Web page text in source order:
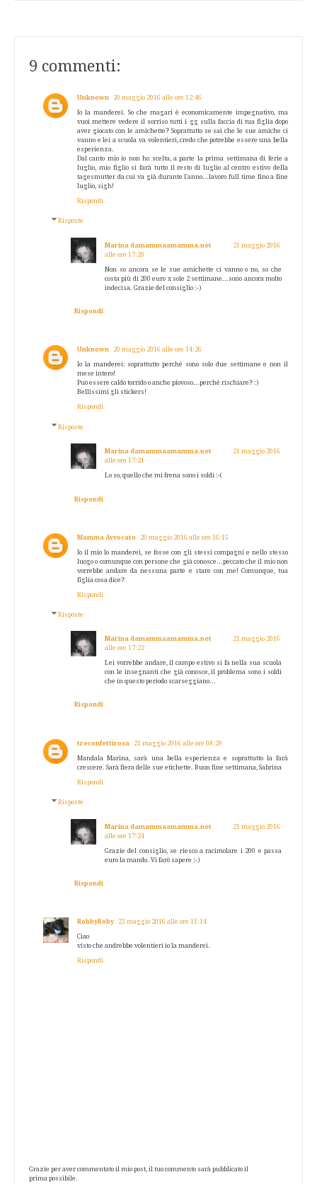
9 commenti:
Unknown 20 maggio 2016 alle ore 12:46
Io la manderei. So che magari è economicamente impegnativo, ma
vuoi mettere vedere il sorriso tutti i gg sulla faccia di tua figlia dopo
aver giocato con le amichette? Soprattutto se sai che le sue amiche ci
vanno e lei a scuola va volentieri, credo che potrebbe essere una bella
esperienza.
Dal canto mio io non ho scelta, a parte la prima settimana di ferie a
luglio, mio figlio si farà tutto il resto di luglio al centro estivo della
tagesmutter da cui va già durante l'anno...lavoro full time fino a fine
luglio, sigh!
Rispondi
Risposte
Marina damammaamamma.net
21 maggio 2016
alle ore 17:20
Non so ancora se le sue amichette ci vanno o no, so che
costa più di 200 euro x sole 2 settimane...sono ancora molto
indecisa. Grazie del consiglio :-)
Rispondi
Unknown 20 maggio 2016 alle ore 14:26
Io la manderei: soprattutto perché sono solo due settimane e non il
mese intero!
Può essere caldo torrido o anche piovoso...perché rischiare? :)
Bellissimi gli stickers!
Rispondi
Risposte
Marina damammaamamma.net
21 maggio 2016
alle ore 17:21
Lo so, quello che mi frena sono i soldi :-(
Rispondi
Mamma Avvocato 20 maggio 2016 alle ore 16:15
Io il mio lo manderei, se fosse con gli stessi compagni e nello stesso
luogo o comunque con persone che già conosce...peccato che il mio non
vorrebbe andare da nessuna parte e stare con me! Comunque, tua
figlia cosa dice?
Rispondi
Risposte
Marina damammaamamma.net
21 maggio 2016
alle ore 17:22
Lei vorrebbe andare, il campo estivo si fa nella sua scuola
con le insegnanti che già conosce, il problema sono i soldi
che in questo periodo scarseggiano...
Rispondi
treconfettirosa 21 maggio 2016 alle ore 08:29
Mandala Marina, sarà una bella esperienza e soprattutto la farà
crescere. Sarà fiera delle sue etichette. Buon fine settimana, Sabrina
Rispondi
Risposte
Marina damammaamamma.net
21 maggio 2016
alle ore 17:24
Grazie del consiglio, se riesco a racimolare i 200 e passa
euro la mando. Vi farò sapere :-)
Rispondi
RobbyRoby 23 maggio 2016 alle ore 11:14
Ciao
visto che andrebbe volentieri io la manderei.
Rispondi
Grazie per aver commentato il mio post, il tuo commento sarà pubblicato il
prima possibile.